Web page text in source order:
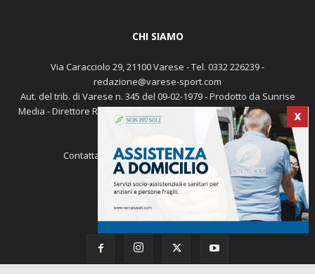
X
CHI SIAMO
Via Caracciolo 29, 21100 Varese - Tel. 0332 226239 -
redazione@varese-sport.com
Aut. del trib. di Varese n. 345 del 09-02-1979 - Prodotto da Sunrise
Media - Direttore Responsabile: Michele Marocco -Cookie policy
Pubblicità
Contattaci: redazione@varese-sport.com
SEGUICI